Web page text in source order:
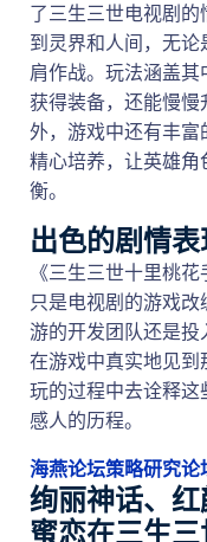
了三生三世电视剧
到灵界和人间，无
肩作战。玩法涵盖
获得装备，还能慢慢
外，游戏中还有丰富
精心培养，让英雄
衡。
出色的剧情
《三生三世十里桃
只是电视剧的游戏
游的开发团队还是
在游戏中真实地见到
玩的过程中去诠释
感人的历程。
海燕论坛策略研究论
绚丽神话、
蜜恋在三生三